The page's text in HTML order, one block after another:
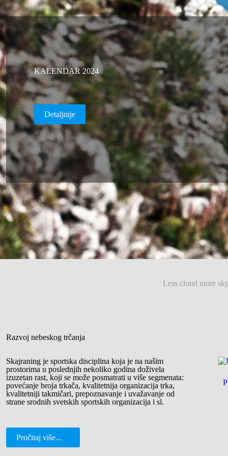
KALENDAR 2024
Detaljnije
Less cloud more
Razvoj nebeskog trčanja
Skajraning je sportska disciplina koja je na našim
prostorima u poslednjih nekoliko godina doživela
izuzetan rast, koji se može posmatrati u više segmenata:
povećanje broja trkača, kvalitetnija organizacija trka,
kvalitetniji takmičari, prepoznavanje i uvažavanje od
strane srodnih svetskih sportskih organizacija i sl.
Pročitaj više...